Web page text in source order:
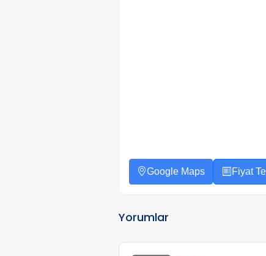
Google Maps Fiyat
Yorumlar